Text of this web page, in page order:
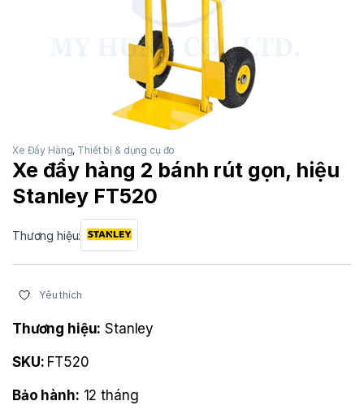
Xe Đẩy Hàng, Thiết bị & dụng cụ đo
Xe đẩy hàng 2 bánh rút gọn, hiệu
Stanley FT520
Thương hiệu:
Yêu thích
Thương hiệu: Stanley
SKU: FT520
Bảo hành: 12 tháng